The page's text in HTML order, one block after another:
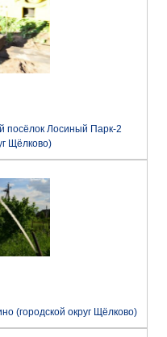
посёлок Лосиный Парк-2
Щёлково)
(городской округ Щёлково)